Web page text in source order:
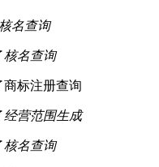
名查询
核名查询
商标注册查询
经营范围生成
核名查询